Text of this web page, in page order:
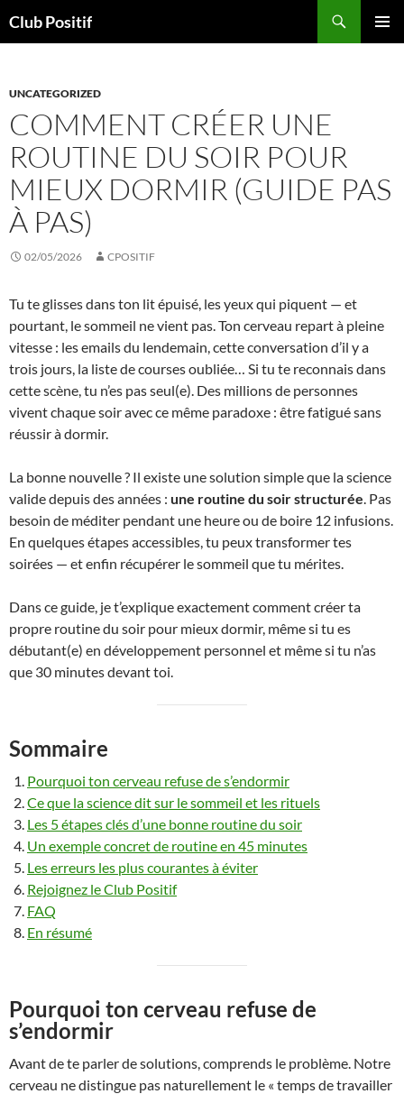
auClub Positif
UNCATEGORIZED
COMMENT CRÉER UNE
ROUTINE DU SOIR POUR
MIEUX DORMIR (GUIDE PAS
À PAS)
02/05/2026 CPOSITIF
Tu te glisses dans ton lit épuisé, les yeux qui piquent — et
pourtant, le sommeil ne vient pas. Ton cerveau repart à pleine
vitesse : les emails du lendemain, cette conversation d’il y a
trois jours, la liste de courses oubliée… Si tu te reconnais dans
cette scène, tu n’es pas seul(e). Des millions de personnes
vivent chaque soir avec ce même paradoxe : être fatigué sans
réussir à dormir.
La bonne nouvelle ? Il existe une solution simple que la science
valide depuis des années : une routine du soir structurée. Pas
besoin de méditer pendant une heure ou de boire 12 infusions.
En quelques étapes accessibles, tu peux transformer tes
soirées — et enfin récupérer le sommeil que tu mérites.
Dans ce guide, je t’explique exactement comment créer ta
propre routine du soir pour mieux dormir, même si tu es
débutant(e) en développement personnel et même si tu n’as
que 30 minutes devant toi.
Sommaire
Pourquoi ton cerveau refuse de s’endormir
Ce que la science dit sur le sommeil et les rituels
Les 5 étapes clés d’une bonne routine du soir
Un exemple concret de routine en 45 minutes
Les erreurs les plus courantes à éviter
Rejoignez le Club Positif
FAQ
En résumé
Pourquoi ton cerveau refuse de
s’endormir
Avant de te parler de solutions, comprends le problème. Notre
cerveau ne distingue pas naturellement le « temps de travailler